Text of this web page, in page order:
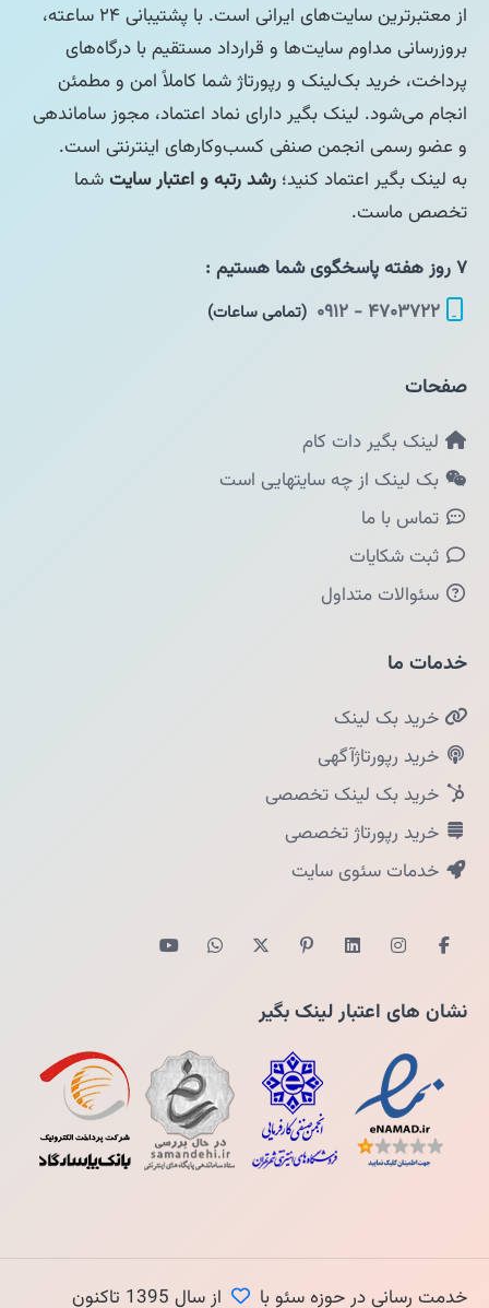
از معتبرترین سایت‌های ایرانی است. با پشتیبانی ۲۴ ساعته،
بروزرسانی مداوم سایت‌ها و قرارداد مستقیم با درگاه‌های
پرداخت، خرید بک‌لینک و رپورتاژ شما کاملاً امن و مطمئن
انجام می‌شود. لینک بگیر دارای نماد اعتماد، مجوز ساماندهی
و عضو رسمی انجمن صنفی کسب‌وکارهای اینترنتی است.
به لینک بگیر اعتماد کنید؛ رشد رتبه و اعتبار سایتشما
تخصص ماست.
۷ روز هفته پاسخگوی شما هستیم :
۴۷۰۳۷۲۲ - ۰۹۱۲
(تمامی ساعات)
صفحات
لینک بگیر دات کام
بک لینک از چه سایتهایی است
تماس با ما
ثبت شکایات
سئوالات متداول
خدمات ما
خرید بک لینک
خرید رپورتاژآگهی
خرید بک لینک تخصصی
خرید رپورتاژ تخصصی
خدمات سئوی سایت
نشان های اعتبار لینک بگیر
خدمت رسانی در حوزه سئو با از سال 1395 تاکنون